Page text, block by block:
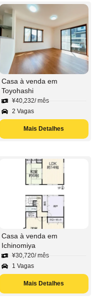
Casa à venda em
Toyohashi
¥40,232/ mês
2 Vagas
Mais Detalhes
Casa à venda em
Ichinomiya
¥30,720/ mês
1 Vagas
Mais Detalhes